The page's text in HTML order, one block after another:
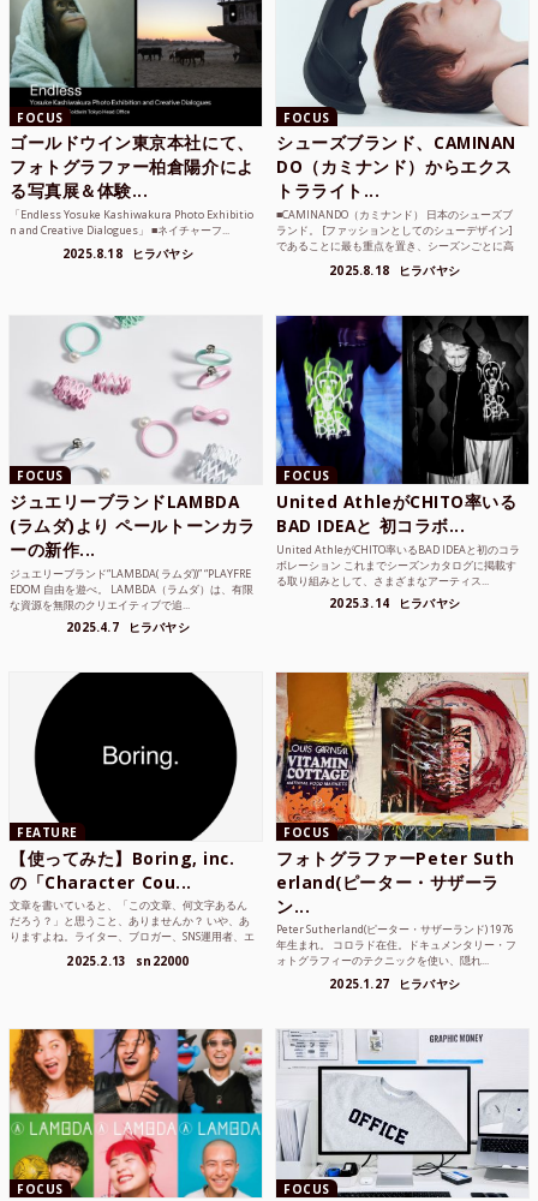
FOCUS
ゴールドウイン東京本社にて、
フォトグラファー柏倉陽介によ
る写真展＆体験...
「Endless Yosuke Kashiwakura Photo Exhibitio
n and Creative Dialogues」 ■ネイチャーフ...
2025.8.18 ヒラバヤシ
FOCUS
シューズブランド、CAMINAN
DO（カミナンド）からエクス
トラライト...
■CAMINANDO（カミナンド） 日本のシューズブ
ランド。 [ファッションとしてのシューデザイン]
であることに最も重点を置き、シーズンごとに高
2025.8.18 ヒラバヤシ
FOCUS
ジュエリーブランドLAMBDA
(ラムダ)より ペールトーンカラ
ーの新作...
ジュエリーブランド“LAMBDA( ラムダ))” “PLAYFRE
EDOM 自由を遊べ。 LAMBDA（ラムダ）は、有限
な資源を無限のクリエイティブで追...
2025.4.7 ヒラバヤシ
FOCUS
United AthleがCHITO率いる
BAD IDEAと 初コラボ...
United AthleがCHITO率いるBAD IDEAと初のコラ
ボレーション これまでシーズンカタログに掲載す
る取り組みとして、さまざまなアーティス...
2025.3.14 ヒラバヤシ
FEATURE
【使ってみた】Boring, inc.
の「Character Cou...
文章を書いていると、「この文章、何文字あるん
だろう？」と思うこと、ありませんか？ いや、あ
りますよね。ライター、ブロガー、SNS運用者、エ
2025.2.13 sn22000
FOCUS
フォトグラファーPeter Suth
erland(ピーター・サザーラ
ン...
Peter Sutherland(ピーター・サザーランド) 1976
年生まれ。 コロラド在住。ドキュメンタリー・フ
ォトグラフィーのテクニックを使い、隠れ...
2025.1.27 ヒラバヤシ
FOCUS FOCUS